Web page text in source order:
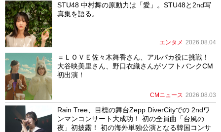
STU48 中村舞の原動力は「愛」。STU48と2nd写
真集を語る。
エンタメ 2026.08.04
＝ＬＯＶＥ佐々木舞香さん、アルパカ役に挑戦！
大谷映美里さん、野口衣織さんがソフトバンクCM
初出演！
CMニュース 2026.08.03
Rain Tree、目標の舞台Zepp DiverCityでの 2ndワ
ンマンコンサート大成功！ 初の全員曲「台風の
夜」初披露！ 初の海外単独公演となる韓国コンサ